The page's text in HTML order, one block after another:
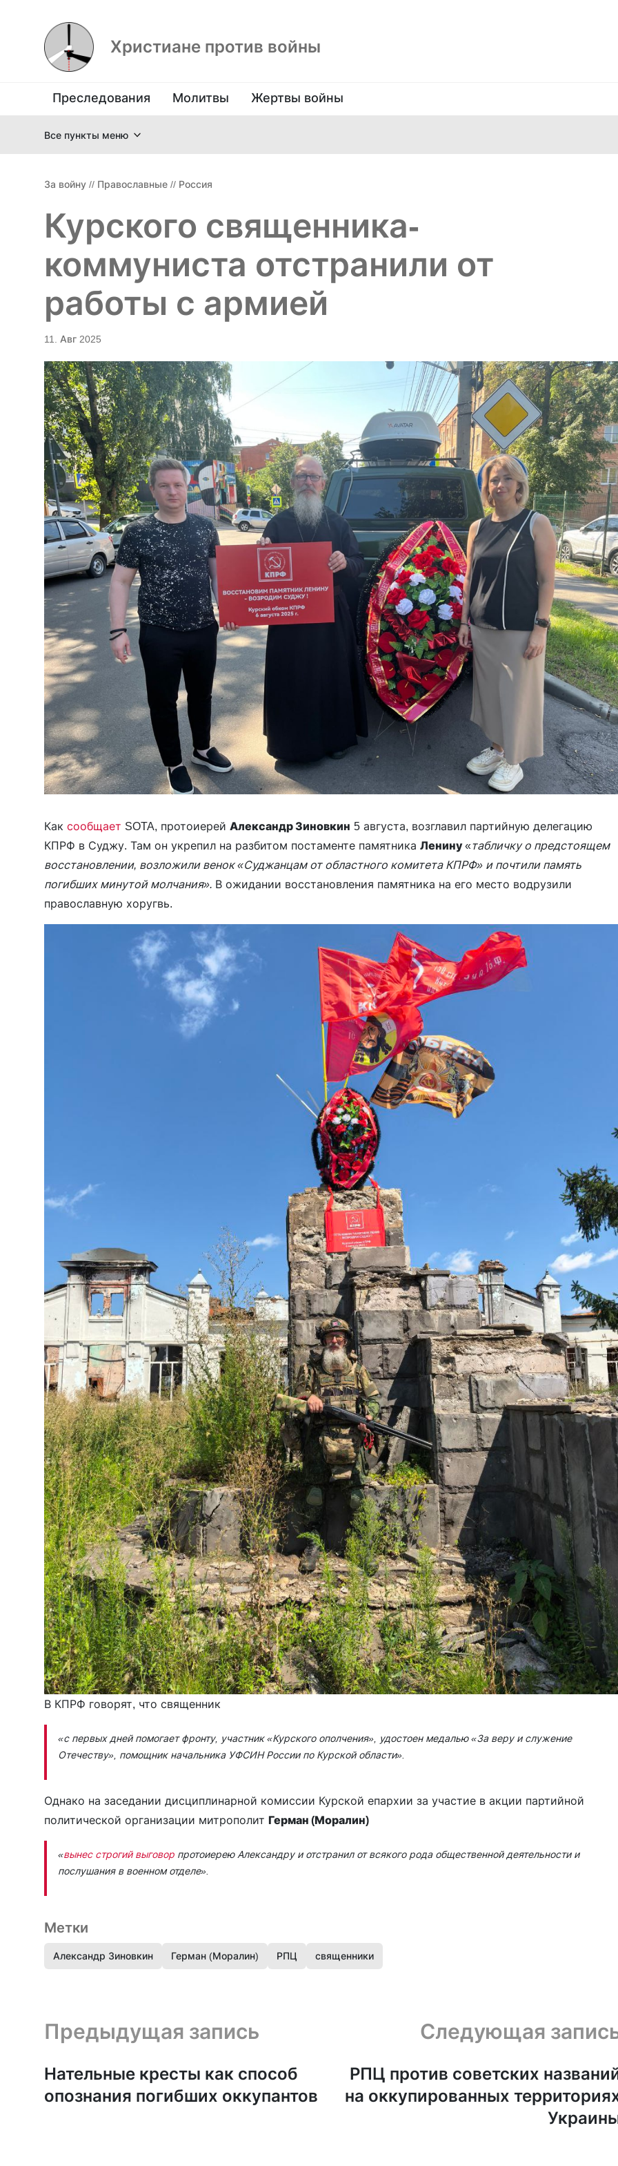
Христиане против войны
Преследования Молитвы Жертвы войны
Все пункты меню
За войну // Православные // Россия
Курского священника-
коммуниста отстранили от
работы с армией
11. Авг 2025
Как сообщает SOTA, протоиерей Александр Зиновкин 5 августа, возглавил партийную делегацию
КПРФ в Суджу. Там он укрепил на разбитом постаменте памятника Ленину«табличку о предстоящем
восстановлении, возложили венок «Суджанцам от областного комитета КПРФ» и почтили память
погибших минутой молчания». В ожидании восстановления памятника на его место водрузили
православную хоругвь.
В КПРФ говорят, что священник
«с первых дней помогает фронту, участник «Курского ополчения», удостоен медалью «За веру и служение
Отечеству», помощник начальника УФСИН России по Курской области».
Однако на заседании дисциплинарной комиссии Курской епархии за участие в акции партийной
политической организации митрополит Герман (Моралин)
«вынес строгий выговор протоиерею Александру и отстранил от всякого рода общественной деятельности и
послушания в военном отделе».
Метки
Александр Зиновкин Герман (Моралин) РПЦ священники
Предыдущая запись и следующая запись
Предыдущая запись
Нательные кресты как способ
опознания погибших оккупантов
Следующая
РПЦ против советских
на оккупированных